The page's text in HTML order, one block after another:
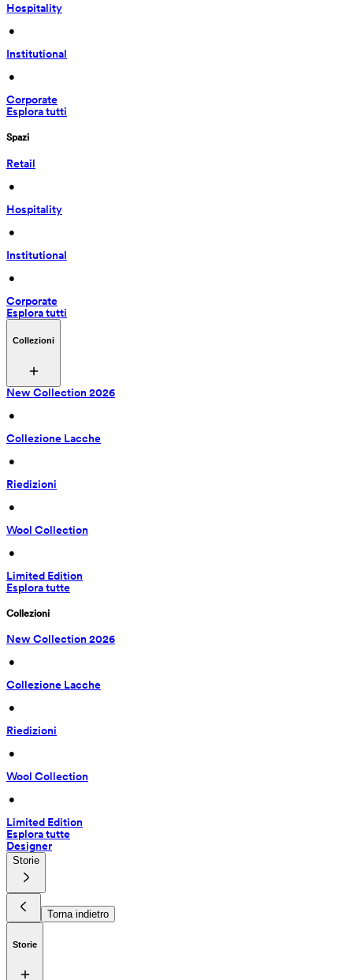
Hospitality
•
Institutional
•
Corporate
Esplora tutti
Spazi
Retail
•
Hospitality
•
Institutional
•
Corporate
Esplora tutti
Collezioni
New Collection 2026
•
Collezione Lacche
•
Riedizioni
•
Wool Collection
•
Limited Edition
Esplora tutte
Collezioni
New Collection 2026
•
Collezione Lacche
•
Riedizioni
•
Wool Collection
•
Limited Edition
Esplora tutte
Designer
Storie
Torna indietro
Storie